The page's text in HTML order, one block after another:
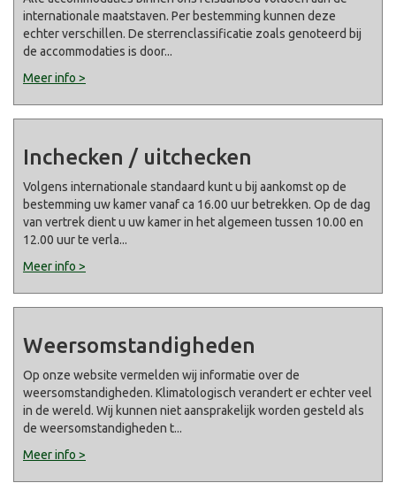
internationale maatstaven. Per bestemming kunnen deze
echter verschillen. De sterrenclassificatie zoals genoteerd bij
de accommodaties is door...
Meer info >
Inchecken / uitchecken
Volgens internationale standaard kunt u bij aankomst op de
bestemming uw kamer vanaf ca 16.00 uur betrekken. Op de dag
van vertrek dient u uw kamer in het algemeen tussen 10.00 en
12.00 uur te verla...
Meer info >
Weersomstandigheden
Op onze website vermelden wij informatie over de
weersomstandigheden. Klimatologisch verandert er echter veel
in de wereld. Wij kunnen niet aansprakelijk worden gesteld als
de weersomstandigheden t...
Meer info >